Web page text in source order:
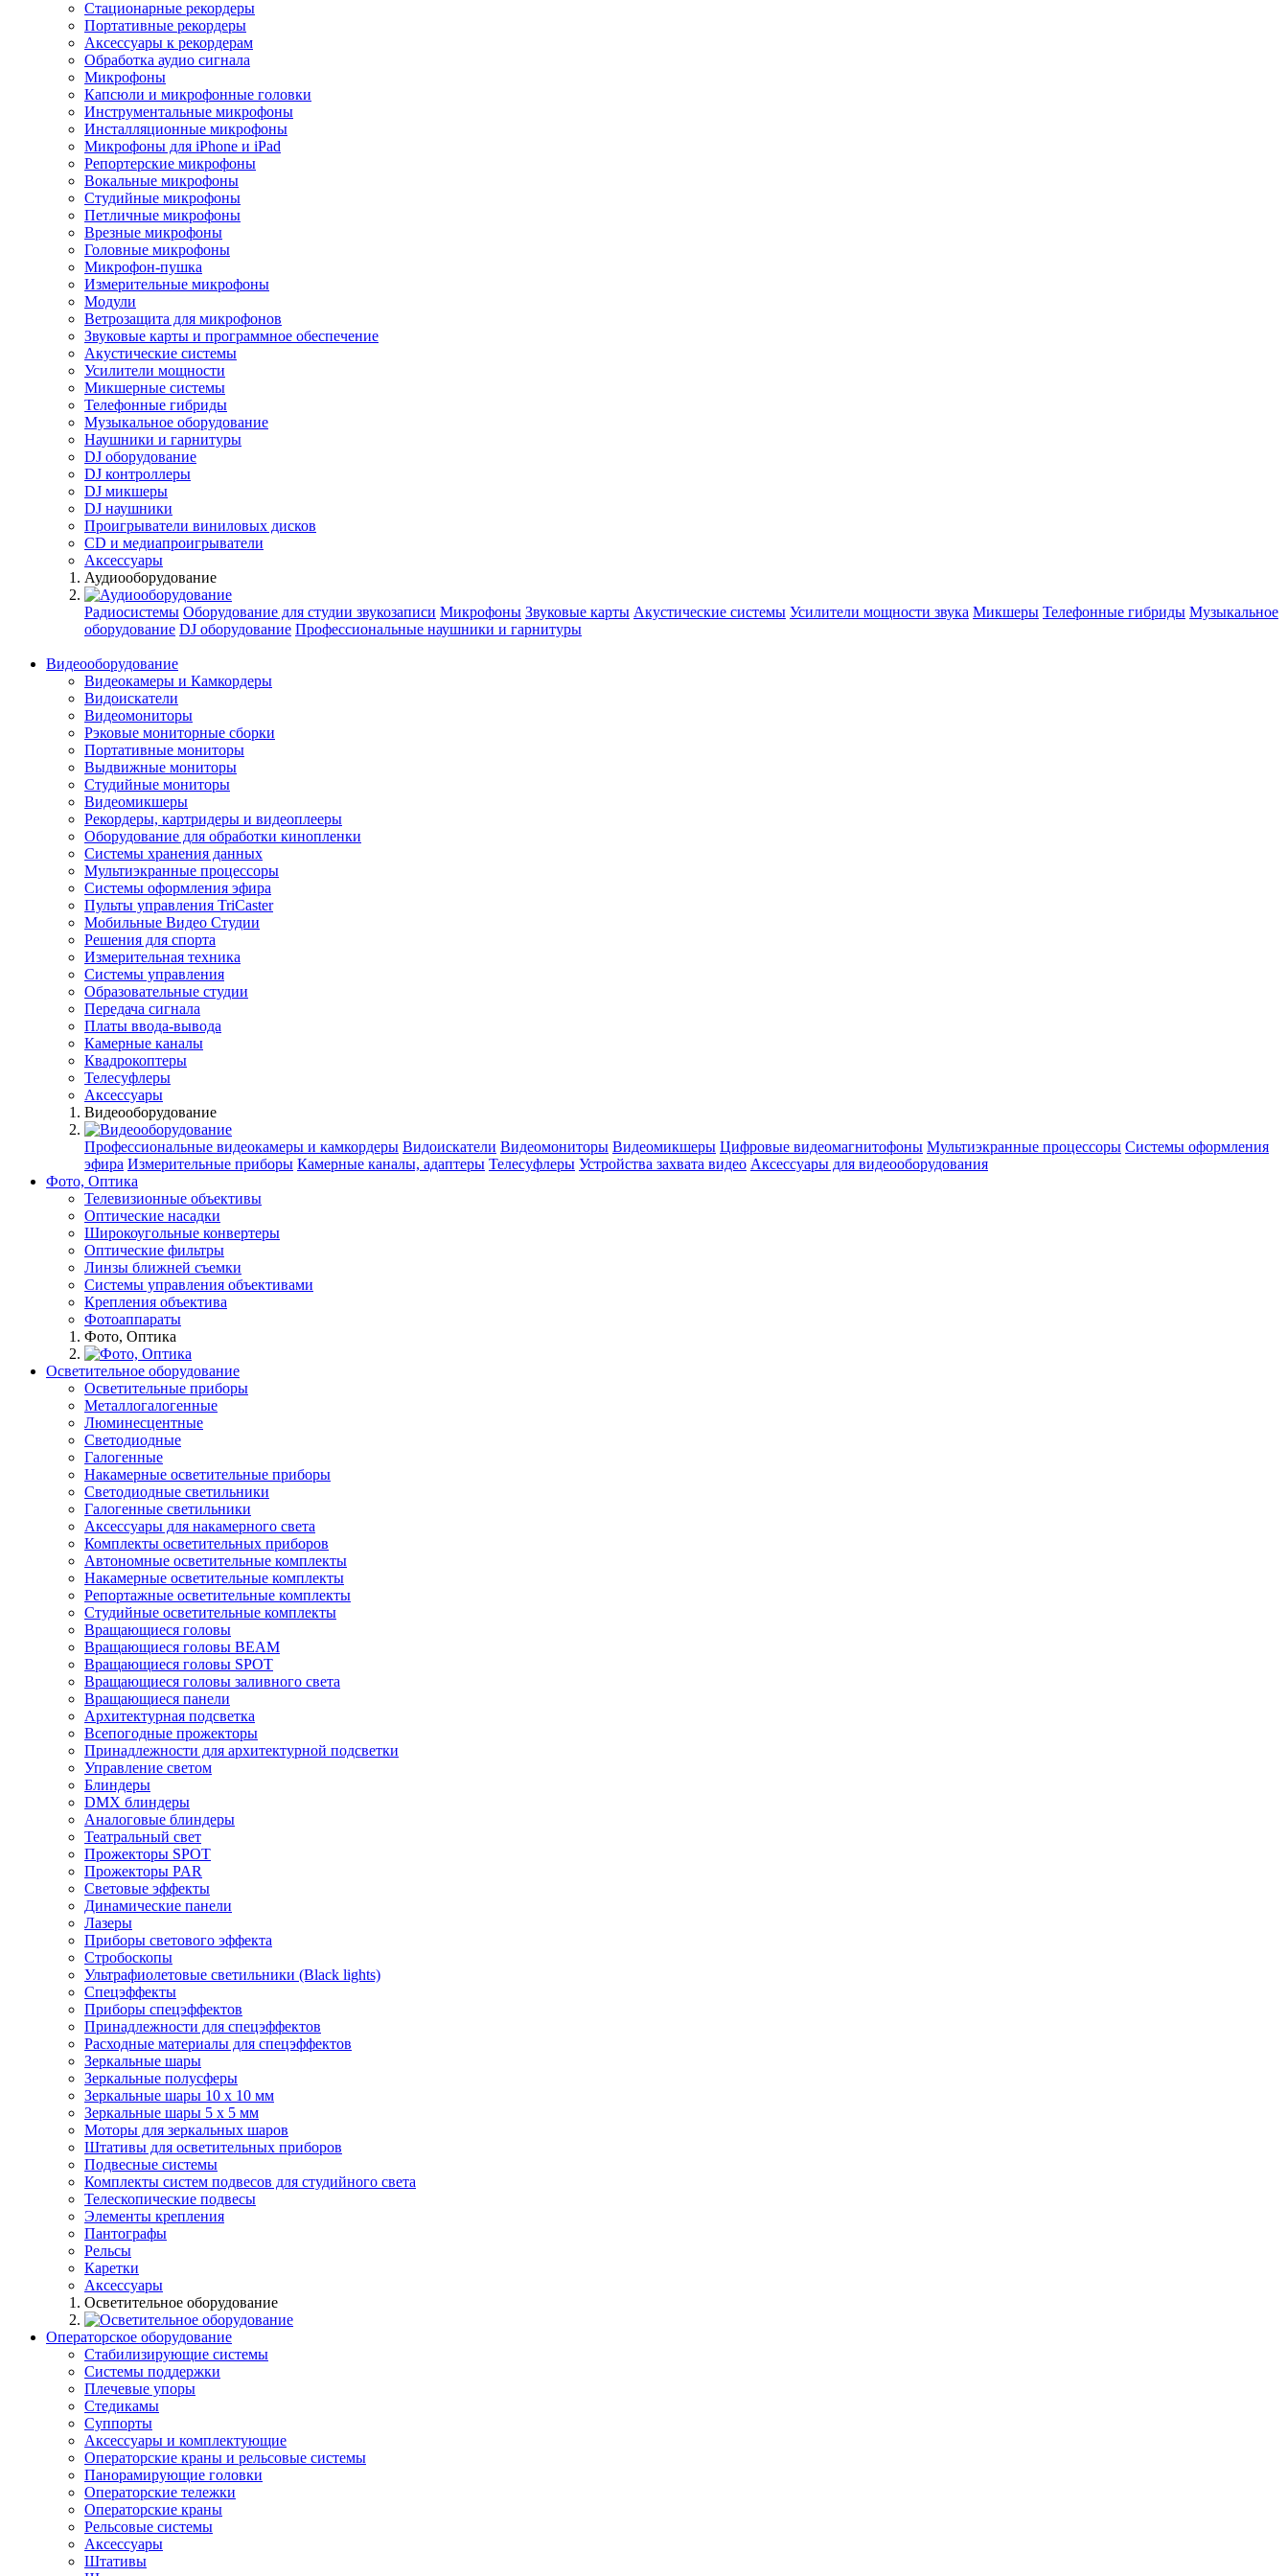
Стационарные рекордеры
Портативные рекордеры
Аксессуары к рекордерам
Обработка аудио сигнала
Микрофоны
Капсюли и микрофонные головки
Инструментальные микрофоны
Инсталляционные микрофоны
Микрофоны для iPhone и iPad
Репортерские микрофоны
Вокальные микрофоны
Студийные микрофоны
Петличные микрофоны
Врезные микрофоны
Головные микрофоны
Микрофон-пушка
Измерительные микрофоны
Модули
Ветрозащита для микрофонов
Звуковые карты и программное обеспечение
Акустические системы
Усилители мощности
Микшерные системы
Телефонные гибриды
Музыкальное оборудование
Наушники и гарнитуры
DJ оборудование
DJ контроллеры
DJ микшеры
DJ наушники
Проигрыватели виниловых дисков
СD и медиапроигрыватели
Аксессуары
Аудиооборудование
Радиосистемы Оборудование для студии звукозаписи Микрофоны Звуковые карты Акустические системы Усилители мощности звука Микшеры Телефонные гибриды Музыкальное
оборудование DJ оборудование Профессиональные наушники и гарнитуры
Видеооборудование
Видеокамеры и Камкордеры
Видоискатели
Видеомониторы
Рэковые мониторные сборки
Портативные мониторы
Выдвижные мониторы
Студийные мониторы
Видеомикшеры
Рекордеры, картридеры и видеоплееры
Оборудование для обработки кинопленки
Системы хранения данных
Мультиэкранные процессоры
Системы оформления эфира
Пульты управления TriCaster
Мобильные Видео Студии
Решения для спорта
Измерительная техника
Системы управления
Образовательные студии
Передача сигнала
Платы ввода-вывода
Камерные каналы
Квадрокоптеры
Телесуфлеры
Аксессуары
Видеооборудование
Профессиональные видеокамеры и камкордеры Видоискатели Видеомониторы Видеомикшеры Цифровые видеомагнитофоны Мультиэкранные процессоры Системы оформления
эфира Измерительные приборы Камерные каналы, адаптеры Телесуфлеры Устройства захвата видео Аксессуары для видеооборудования
Фото, Оптика
Телевизионные объективы
Оптические насадки
Широкоугольные конвертеры
Оптические фильтры
Линзы ближней съемки
Системы управления объективами
Крепления объектива
Фотоаппараты
Фото, Оптика
Осветительное оборудование
Осветительные приборы
Металлогалогенные
Люминесцентные
Светодиодные
Галогенные
Накамерные осветительные приборы
Светодиодные светильники
Галогенные светильники
Аксессуары для накамерного света
Комплекты осветительных приборов
Автономные осветительные комплекты
Накамерные осветительные комплекты
Репортажные осветительные комплекты
Студийные осветительные комплекты
Вращающиеся головы
Вращающиеся головы BEAM
Вращающиеся головы SPOT
Вращающиеся головы заливного света
Вращающиеся панели
Архитектурная подсветка
Всепогодные прожекторы
Принадлежности для архитектурной подсветки
Управление светом
Блиндеры
DMX блиндеры
Аналоговые блиндеры
Театральный свет
Прожекторы SPOT
Прожекторы PAR
Световые эффекты
Динамические панели
Лазеры
Приборы светового эффекта
Стробоскопы
Ультрафиолетовые светильники (Black lights)
Спецэффекты
Приборы спецэффектов
Принадлежности для спецэффектов
Расходные материалы для спецэффектов
Зеркальные шары
Зеркальные полусферы
Зеркальные шары 10 х 10 мм
Зеркальные шары 5 х 5 мм
Моторы для зеркальных шаров
Штативы для осветительных приборов
Подвесные системы
Комплекты систем подвесов для студийного света
Телескопические подвесы
Элементы крепления
Пантографы
Рельсы
Каретки
Аксессуары
Осветительное оборудование
Операторское оборудование
Стабилизирующие системы
Системы поддержки
Плечевые упоры
Стедикамы
Суппорты
Аксессуары и комплектующие
Операторские краны и рельсовые системы
Панорамирующие головки
Операторские тележки
Операторские краны
Рельсовые системы
Аксессуары
Штативы